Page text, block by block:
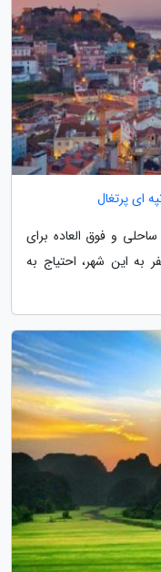
ای پرتغال
و فوق العاده برای
به این شهر، احتیاج به